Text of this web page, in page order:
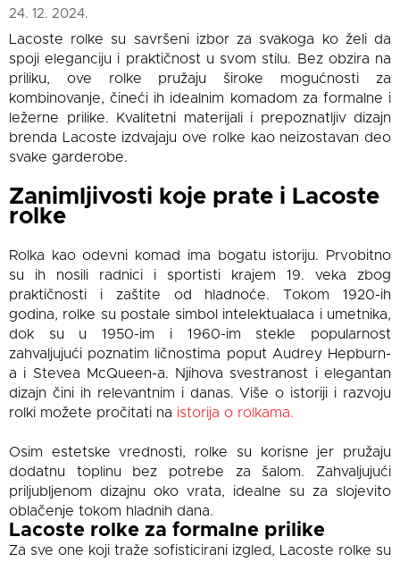
24. 12. 2024.
Lacoste rolke su savršeni izbor za svakoga ko želi da
spoji eleganciju i praktičnost u svom stilu. Bez obzira na
priliku, ove rolke pružaju široke mogućnosti za
kombinovanje, čineći ih idealnim komadom za formalne i
ležerne prilike. Kvalitetni materijali i prepoznatljiv dizajn
brenda Lacoste izdvajaju ove rolke kao neizostavan deo
svake garderobe.
Zanimljivosti koje prate i Lacoste
rolke
Rolka kao odevni komad ima bogatu istoriju. Prvobitno
su ih nosili radnici i sportisti krajem 19. veka zbog
praktičnosti i zaštite od hladnoće. Tokom 1920-ih
godina, rolke su postale simbol intelektualaca i umetnika,
dok su u 1950-im i 1960-im stekle popularnost
zahvaljujući poznatim ličnostima poput Audrey Hepburn-
a i Stevea McQueen-a. Njihova svestranost i elegantan
dizajn čini ih relevantnim i danas. Više o istoriji i razvoju
rolki možete pročitati na istorija o rolkama.
Osim estetske vrednosti, rolke su korisne jer pružaju
dodatnu toplinu bez potrebe za šalom. Zahvaljujući
priljubljenom dizajnu oko vrata, idealne su za slojevito
oblačenje tokom hladnih dana.
Lacoste rolke za formalne prilike
Za sve one koji traže sofisticirani izgled, Lacoste rolke su